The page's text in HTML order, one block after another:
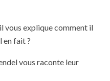
vous explique comment il
en fait ?
vous raconte leur